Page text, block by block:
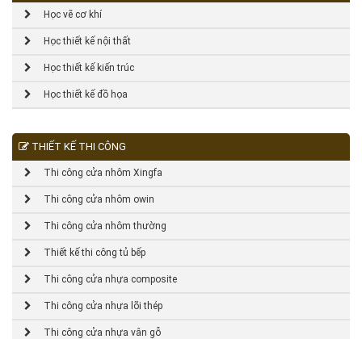
Học vẽ cơ khí
Học thiết kế nội thất
Học thiết kế kiến trúc
Học thiết kế đồ họa
THIẾT KẾ THI CÔNG
Thi công cửa nhôm Xingfa
Thi công cửa nhôm owin
Thi công cửa nhôm thường
Thiết kế thi công tủ bếp
Thi công cửa nhựa composite
Thi công cửa nhựa lõi thép
Thi công cửa nhựa vân gỗ